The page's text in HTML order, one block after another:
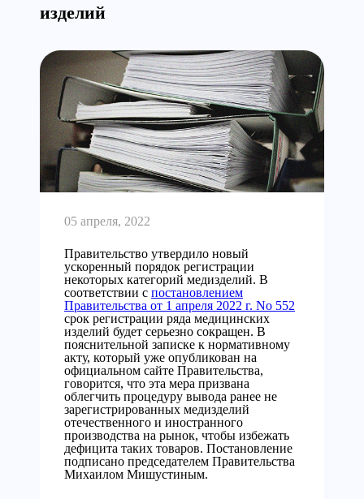
изделий
05 апреля, 2022
Правительство утвердило новый
ускоренный порядок регистрации
некоторых категорий медизделий. В
соответствии с постановлением
Правительства от 1 апреля 2022 г. No 552
срок регистрации ряда медицинских
изделий будет серьезно сокращен. В
пояснительной записке к нормативному
акту, который уже опубликован на
официальном сайте Правительства,
говорится, что эта мера призвана
облегчить процедуру вывода ранее не
зарегистрированных медизделий
отечественного и иностранного
производства на рынок, чтобы избежать
дефицита таких товаров. Постановление
подписано председателем Правительства
Михаилом Мишустиным.